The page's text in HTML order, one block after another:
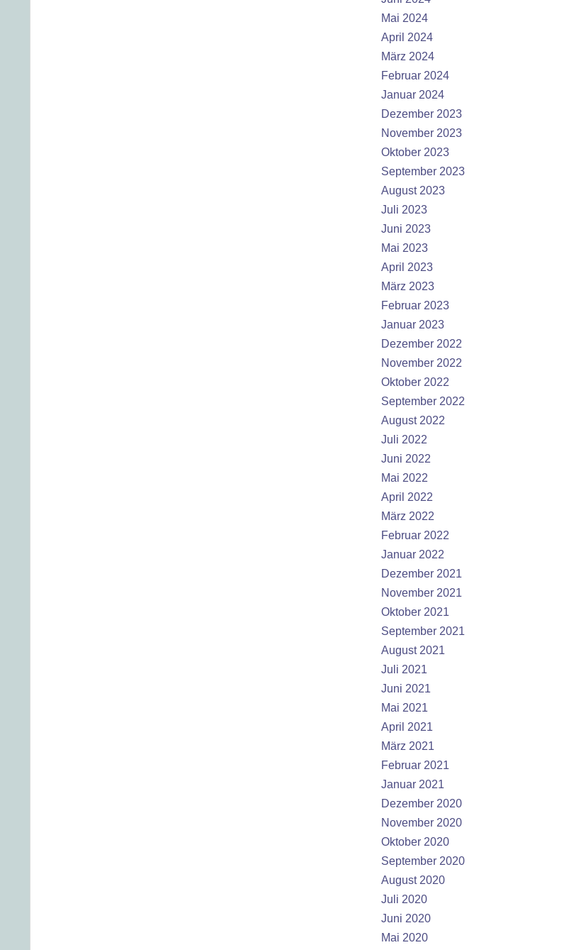
Mai 2024
April 2024
März 2024
Februar 2024
Januar 2024
Dezember 2023
November 2023
Oktober 2023
September 2023
August 2023
Juli 2023
Juni 2023
Mai 2023
April 2023
März 2023
Februar 2023
Januar 2023
Dezember 2022
November 2022
Oktober 2022
September 2022
August 2022
Juli 2022
Juni 2022
Mai 2022
April 2022
März 2022
Februar 2022
Januar 2022
Dezember 2021
November 2021
Oktober 2021
September 2021
August 2021
Juli 2021
Juni 2021
Mai 2021
April 2021
März 2021
Februar 2021
Januar 2021
Dezember 2020
November 2020
Oktober 2020
September 2020
August 2020
Juli 2020
Juni 2020
Mai 2020